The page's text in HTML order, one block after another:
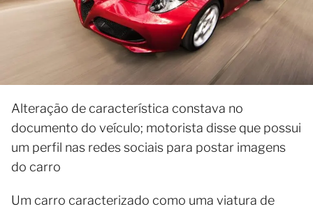
Alteração de característica constava no
documento do veículo; motorista disse que possui
um perfil nas redes sociais para postar imagens
do carro
Um carro caracterizado como uma viatura de